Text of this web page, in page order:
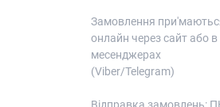
Замовлення
онлайн через сайт або в
месенджерах
(Viber/Telegram)